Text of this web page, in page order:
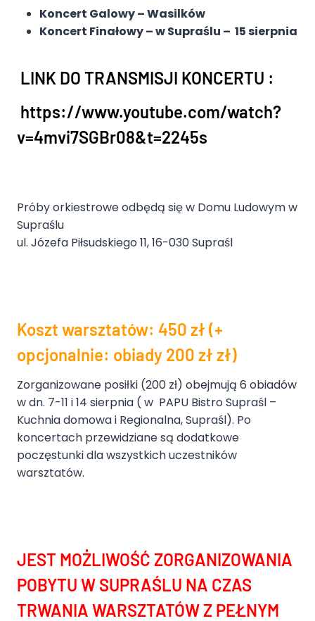
Koncert Galowy – Wasilków
Koncert Finałowy – w Supraślu – 15 sierpnia
LINK DO TRANSMISJI KONCERTU :
https://www.youtube.com/watch?
v=4mvi7SGBr08&t=2245s
Próby orkiestrowe odbędą się w Domu Ludowym w
Supraślu
ul. Józefa Piłsudskiego 11, 16-030 Supraśl
Koszt warsztatów: 450 zł (+
opcjonalnie: obiady 200 zł zł)
Zorganizowane posiłki (200 zł) obejmują 6 obiadów
w dn. 7-11 i 14 sierpnia ( w PAPU Bistro Supraśl –
Kuchnia domowa i Regionalna, Supraśl). Po
koncertach przewidziane są dodatkowe
poczęstunki dla wszystkich uczestników
warsztatów.
JEST MOŻLIWOŚĆ ZORGANIZOWANIA
POBYTU W SUPRAŚLU NA CZAS
TRWANIA WARSZTATÓW Z PEŁNYM